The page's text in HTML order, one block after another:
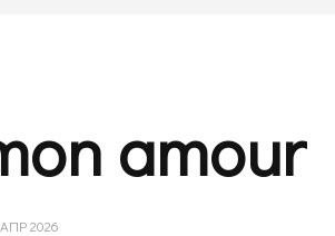
amour
2026